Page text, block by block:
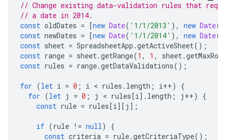
// Change existing data-validation rules that
// a date in 2014.
const oldDates = [new Date( '1/1/2013' ), new Date(
const newDates = [new Date( '1/1/2014' ), new Date(
const sheet = SpreadsheetApp .getActiveSheet();
const range = sheet.getRange(1 , 1 , sheet.getMaxRows
const rules = range.getDataValidations();
for (let i = 0 ; i < rules . length ; i++)
{
for (let j = 0 ; j < rules[i]. length ; j ++)
{
const rule = rules[i][ j ];
if (rule != null)
{
const criteria = rule.getCriteriaType();